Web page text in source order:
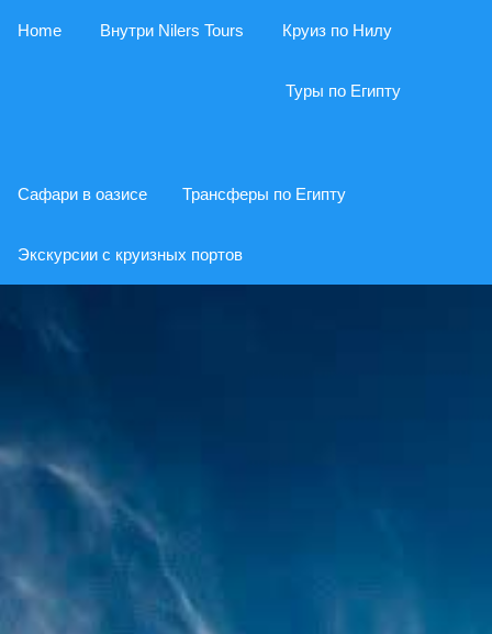
Home Внутри Nilers Tours Круиз по Нилу
Туры по Египту
Сафари в оазисе Трансферы по Египту
Экскурсии с круизных портов